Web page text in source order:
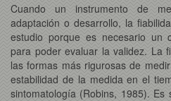
Cuando un instrumento de
adaptación o desarrollo, la
estudio porque es necesario un
para poder evaluar la validez. La
las formas más rigurosas de
estabilidad de la medida en el
sintomatología (Robins, 1985).